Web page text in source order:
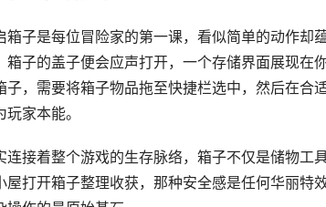
箱子是每位冒险家的第一课，看似简单的动作却
箱子的盖子便会应声打开，一个存储界面展现在
子，需要将箱子物品拖至快捷栏选中，然后在合
家本能。
连接着整个游戏的生存脉络，箱子不仅是储物工
屋打开箱子整理收获，那种安全感是任何华丽特